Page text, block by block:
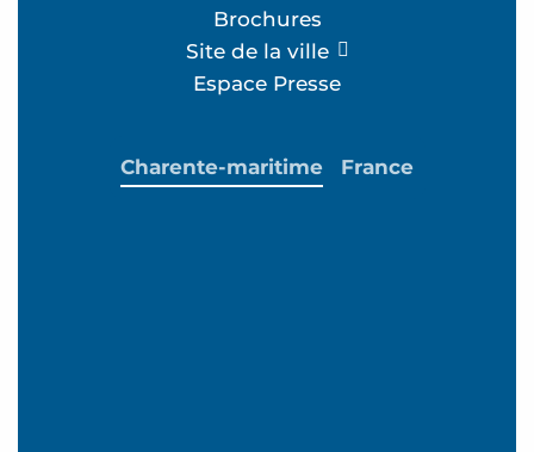
Brochures
Site de la ville
Espace Presse
Charente-maritime France